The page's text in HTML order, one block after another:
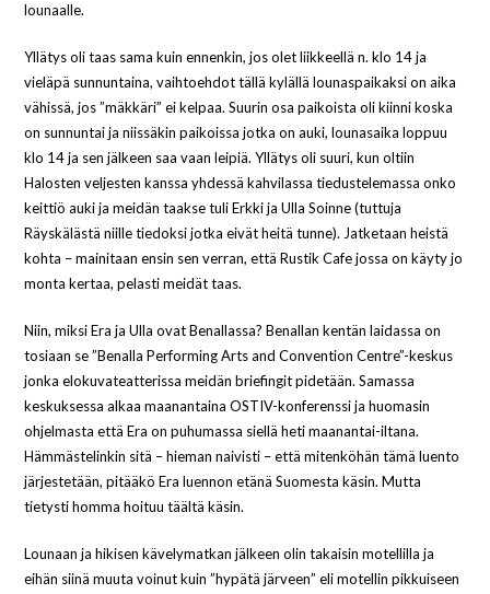
lounaalle.
Yllätys oli taas sama kuin ennenkin, jos olet liikkeellä n. klo 14 ja
vieläpä sunnuntaina, vaihtoehdot tällä kylällä lounaspaikaksi on aika
vähissä, jos ”mäkkäri” ei kelpaa. Suurin osa paikoista oli kiinni koska
on sunnuntai ja niissäkin paikoissa jotka on auki, lounasaika loppuu
klo 14 ja sen jälkeen saa vaan leipiä. Yllätys oli suuri, kun oltiin
Halosten veljesten kanssa yhdessä kahvilassa tiedustelemassa onko
keittiö auki ja meidän taakse tuli Erkki ja Ulla Soinne (tuttuja
Räyskälästä niille tiedoksi jotka eivät heitä tunne). Jatketaan heistä
kohta – mainitaan ensin sen verran, että Rustik Cafe jossa on käyty jo
monta kertaa, pelasti meidät taas.
Niin, miksi Era ja Ulla ovat Benallassa? Benallan kentän laidassa on
tosiaan se ”Benalla Performing Arts and Convention Centre”-keskus
jonka elokuvateatterissa meidän briefingit pidetään. Samassa
keskuksessa alkaa maanantaina OSTIV-konferenssi ja huomasin
ohjelmasta että Era on puhumassa siellä heti maanantai-iltana.
Hämmästelinkin sitä – hieman naivisti – että mitenköhän tämä luento
järjestetään, pitääkö Era luennon etänä Suomesta käsin. Mutta
tietysti homma hoituu täältä käsin.
Lounaan ja hikisen kävelymatkan jälkeen olin takaisin motellilla ja
eihän siinä muuta voinut kuin ”hypätä järveen” eli motellin pikkuiseen